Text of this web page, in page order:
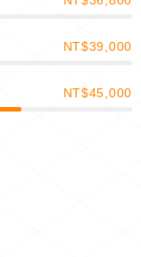
NT$39,000
NT$45,000